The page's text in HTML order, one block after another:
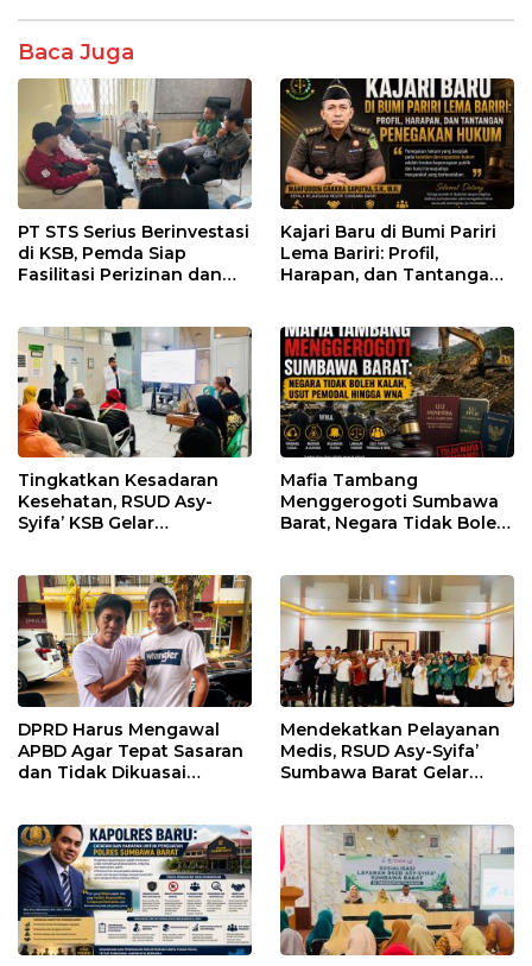
Baca Juga
PT STS Serius Berinvestasi
di KSB, Pemda Siap
Fasilitasi Perizinan dan
Kajari Baru di Bumi Pariri
Lema Bariri: Profil,
Harapan, dan Tantangan
Tingkatkan Kesadaran
Kesehatan, RSUD Asy-
Syifa’ KSB Gelar
Mafia Tambang
Menggerogoti Sumbawa
Barat, Negara Tidak Boleh
DPRD Harus Mengawal
APBD Agar Tepat Sasaran
dan Tidak Dikuasai
Mendekatkan Pelayanan
Medis, RSUD Asy-Syifa’
Sumbawa Barat Gelar